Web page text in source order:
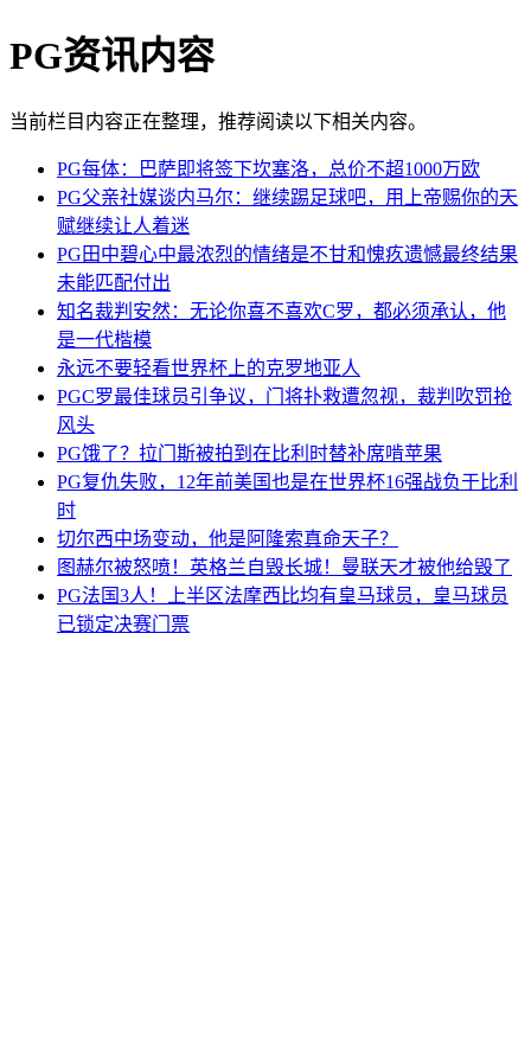
PG资讯内容
当前栏目内容正在整理，推荐阅读以下相关内容。
PG每体：巴萨即将签下坎塞洛，总价不超1000万欧
PG父亲社媒谈内马尔：继续踢足球吧，用上帝赐你的天
赋继续让人着迷
PG田中碧心中最浓烈的情绪是不甘和愧疚遗憾最终结果
未能匹配付出
知名裁判安然：无论你喜不喜欢C罗，都必须承认，他
是一代楷模
永远不要轻看世界杯上的克罗地亚人
PGC罗最佳球员引争议，门将扑救遭忽视，裁判吹罚抢
风头
PG饿了？拉门斯被拍到在比利时替补席啃苹果
PG复仇失败，12年前美国也是在世界杯16强战负于比利
时
切尔西中场变动，他是阿隆索真命天子？
图赫尔被怒喷！英格兰自毁长城！曼联天才被他给毁了
PG法国3人！上半区法摩西比均有皇马球员，皇马球员
已锁定决赛门票